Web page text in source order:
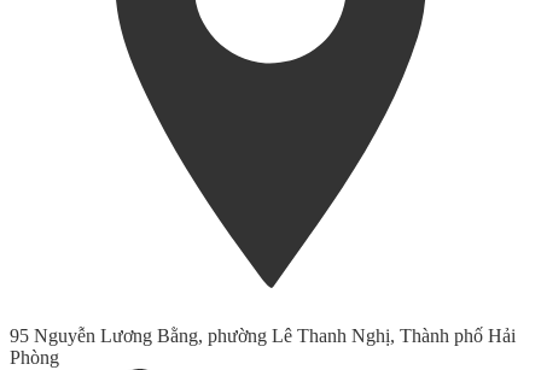
95 Nguyễn Lương Bằng, phường Lê Thanh Nghị, Thành phố Hải
Phòng